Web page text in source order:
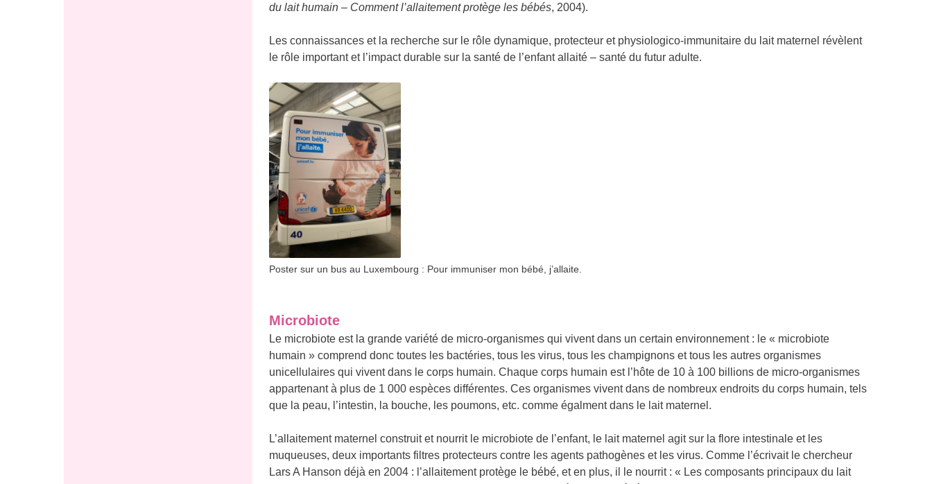
du lait humain – Comment l’allaitement protège les bébés, 2004).
Les connaissances et la recherche sur le rôle dynamique, protecteur et physiologico-immunitaire du lait maternel révèlent
le rôle important et l’impact durable sur la santé de l’enfant allaité – santé du futur adulte.
Poster sur un bus au Luxembourg : Pour immuniser mon bébé, j’allaite.
Microbiote
Le microbiote est la grande variété de micro-organismes qui vivent dans un certain environnement : le « microbiote
humain » comprend donc toutes les bactéries, tous les virus, tous les champignons et tous les autres organismes
unicellulaires qui vivent dans le corps humain. Chaque corps humain est l’hôte de 10 à 100 billions de micro-organismes
appartenant à plus de 1 000 espèces différentes. Ces organismes vivent dans de nombreux endroits du corps humain, tels
que la peau, l’intestin, la bouche, les poumons, etc. comme égalment dans le lait maternel.
L’allaitement maternel construit et nourrit le microbiote de l’enfant, le lait maternel agit sur la flore intestinale et les
muqueuses, deux importants filtres protecteurs contre les agents pathogènes et les virus. Comme l’écrivait le chercheur
Lars A Hanson déjà en 2004 : l’allaitement protège le bébé, et en plus, il le nourrit : « Les composants principaux du lait